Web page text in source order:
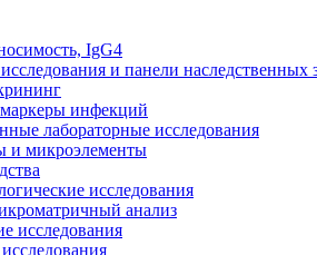
IgG4
и панели наследственных
инфекций
лабораторные исследования
и микроэлементы
исследования
анализ
исследования